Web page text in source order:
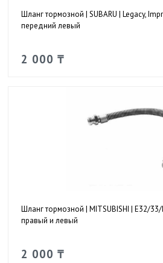
Шланг тормозной | SUBARU | Legacy,
передний левый
2 000 ₸
Шланг тормозной | MITSUBISHI | E32/
правый и левый
2 000 ₸